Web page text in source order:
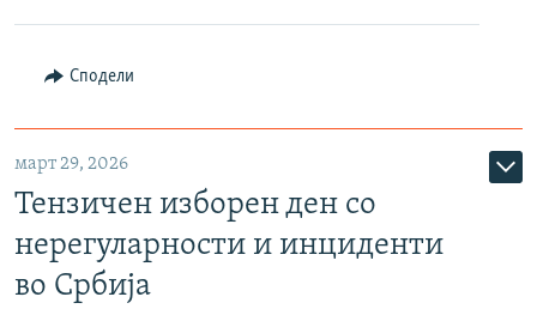
Сподели
март 29, 2026
Тензичен изборен ден со
нерегуларности и инциденти
во Србија